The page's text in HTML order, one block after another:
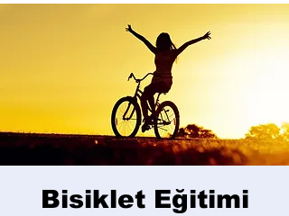
Bisiklet Eğitimi